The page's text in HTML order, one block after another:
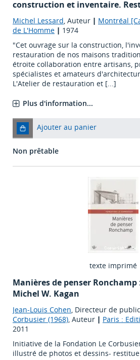
construction et inventaire.
Michel Lessard, Auteur | Montréal
de L'Homme | 1974
"Cet ouvrage sur la construction,
restauration de nos maisons
étroite collaboration entre artisans,
spécialistes et amateurs
L'Atelier de restauration et [...]
Plus d'information...
Ajouter au panier
Non prêtable
texte imprimé
Manières de penser Ronchamp
Michel W. Kagan
Jean-Louis Cohen, Directeur de
Corbusier (1968), Auteur | Paris :
2011
Initiative de la Fondation Le
illustré de photos et dessins-